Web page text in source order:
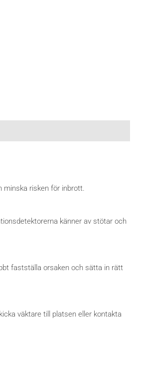
risken för inbrott.
känner av stötar och
fastställa orsaken och sätta in rätt
väktare till platsen eller kontakta